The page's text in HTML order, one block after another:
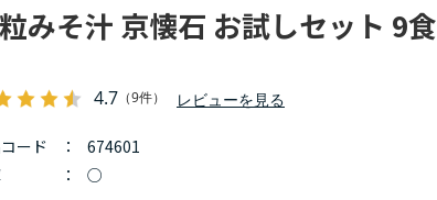
みそ汁 京懐石 お試しセット 9食
4.7（9件） レビューを見る
ード ：
674601
： ○